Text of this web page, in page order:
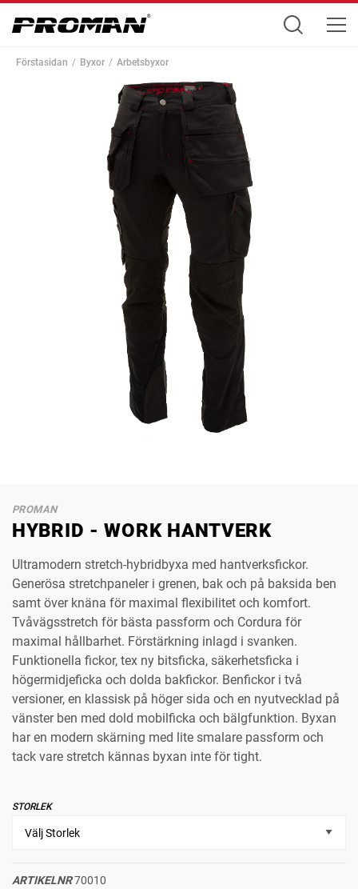
Förstasidan Byxor Arbetsbyxor
PROMAN
HYBRID - WORK HANTVERK
Ultramodern stretch-hybridbyxa med hantverksfickor.
Generösa stretchpaneler i grenen, bak och på baksida ben
samt över knäna för maximal flexibilitet och komfort.
Tvåvägsstretch för bästa passform och Cordura för
maximal hållbarhet. Förstärkning inlagd i svanken.
Funktionella fickor, tex ny bitsficka, säkerhetsficka i
högermidjeficka och dolda bakfickor. Benfickor i två
versioner, en klassisk på höger sida och en nyutvecklad på
vänster ben med dold mobilficka och bälgfunktion. Byxan
har en modern skärning med lite smalare passform och
tack vare stretch kännas byxan inte för tight.
STORLEK
ARTIKELNR70010